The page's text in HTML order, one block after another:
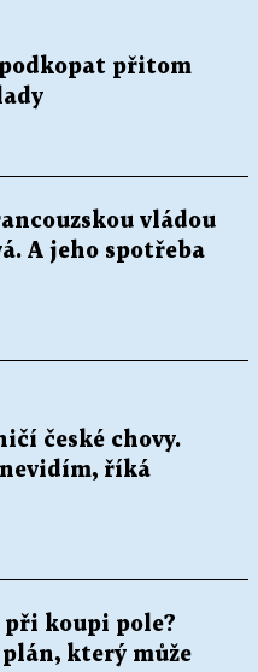
přitom
vládou
A jeho spotřeba
české chovy.
říká
koupi pole?
který může